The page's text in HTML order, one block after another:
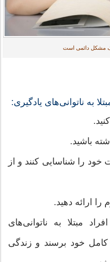
یک مشکل دائمی است
به ناتوانی‌های یادگیری:
باشید.
خود را شناسایی کنند و از
را ارائه دهید.
مبتلا به ناتوانی‌های
کامل خود برسند و زندگی